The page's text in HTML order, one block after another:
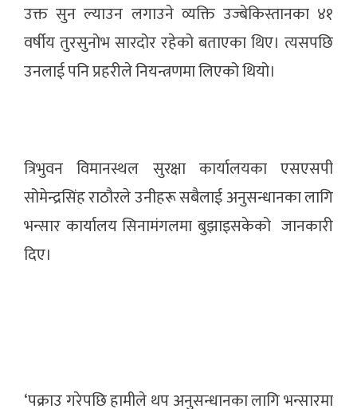
उक्त सुन ल्याउन लगाउने व्यक्ति उज्बेकिस्तानका ४१
वर्षीय तुरसुनोभ सारदोर रहेको बताएका थिए। त्यसपछि
उनलाई पनि प्रहरीले नियन्त्रणमा लिएको थियो।
त्रिभुवन विमानस्थल सुरक्षा कार्यालयका एसएसपी
सोमेन्द्रसिंह राठौरले उनीहरू सबैलाई अनुसन्धानका लागि
भन्सार कार्यालय सिनामंगलमा बुझाइसकेको जानकारी
दिए।
‘पक्राउ गरेपछि हामीले थप अनुसन्धानका लागि भन्सारमा